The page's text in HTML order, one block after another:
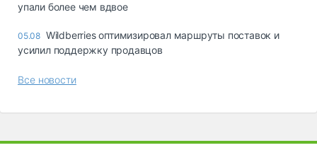
упали более чем вдвое
05.08 Wildberries оптимизировал маршруты поставок и
усилил поддержку продавцов
Все новости